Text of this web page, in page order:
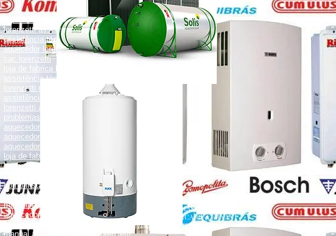
aquecedor lorenzetti vazando
lorenzetti assistência técnica
assistência técnica chuveiro lorenzetti rj
aquecedor lorenzetti não esquenta muito
sac lorenzetti
loja de fabrica lorenzetti
assistência técnica lorenzetti lapa
lorenzetti garantia
assistência técnica chuveiro lorenzetti rj
lorenzetti assistência técnica
problemas com aquecedor a gás lorenzetti
aquecedor lorenzetti manual
aquecedor a gás lorenzetti
aquecedor a gás lorenzetti 15l
loja de fabrica lorenzetti
lorenzetti garantia
como instalar aquecedor versátil lorenzetti
como instalar aquecedor lorenzetti em torneira
monocomando
manual aquecedor lorenzetti
aquecedor lorenzetti 110v
aquecedor lorenzetti água da rua
manual aquecedor versátil lorenzetti
AQUECEDOR A GÁS, CONSERTO, MANUTENÇÃO,
INSTALAÇÃO, ASSISTÊNCIA TÉCNICA RUA ERNANI
AMARAL PEIXOTO 252 CENTRO NITERÓI
NITERÓI RJ